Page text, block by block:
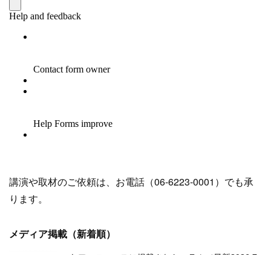
講演や取材のご依頼は、お電話（06-6223-0001）でも承
ります。
メディア掲載（新着順）